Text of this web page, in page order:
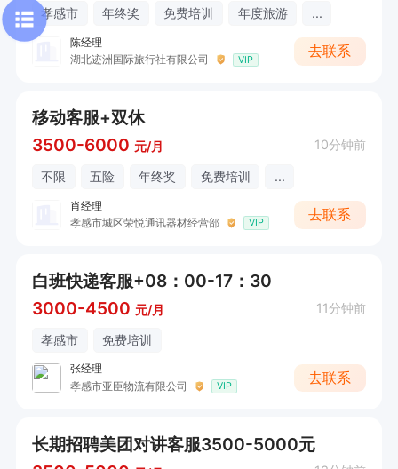
孝感市 年终奖 免费培训 年度旅游 ...
陈经理
湖北迹洲国际旅行社有限公司
VIP
去联系
移动客服+双休
3500-6000 元/月 10分钟前
不限 五险 年终奖 免费培训 ...
肖经理
孝感市城区荣悦通讯器材经营部
VIP
去联系
白班快递客服+08：00-17：30
3000-4500 元/月 11分钟前
孝感市 免费培训
张经理
孝感市亚臣物流有限公司
VIP
去联系
长期招聘美团对讲客服3500-5000元